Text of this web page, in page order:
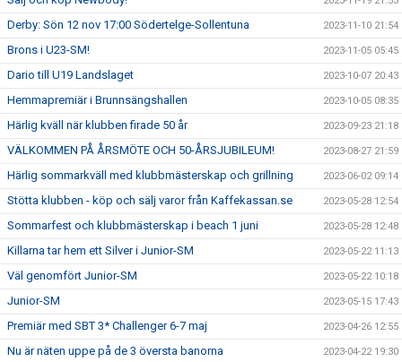
Derby: Sön 12 nov 17:00 Södertelge-Sollentuna 2023-11-10 21:54
Brons i U23-SM! 2023-11-05 05:45
Dario till U19 Landslaget 2023-10-07 20:43
Hemmapremiär i Brunnsängshallen 2023-10-05 08:35
Härlig kväll när klubben firade 50 år 2023-09-23 21:18
VÄLKOMMEN PÅ ÅRSMÖTE OCH 50-ÅRSJUBILEUM! 2023-08-27 21:59
Härlig sommarkväll med klubbmästerskap och grillning 2023-06-02 09:14
Stötta klubben - köp och sälj varor från Kaffekassan.se 2023-05-28 12:54
Sommarfest och klubbmästerskap i beach 1 juni 2023-05-28 12:48
Killarna tar hem ett Silver i Junior-SM 2023-05-22 11:13
Väl genomfört Junior-SM 2023-05-22 10:18
Junior-SM 2023-05-15 17:43
Premiär med SBT 3* Challenger 6-7 maj 2023-04-26 12:55
Nu är näten uppe på de 3 översta banorna 2023-04-22 19:30